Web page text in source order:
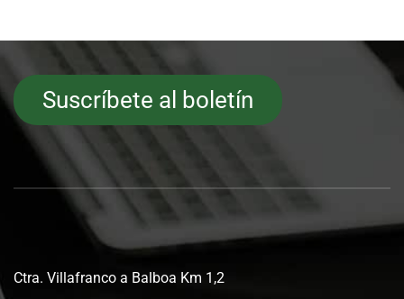
Suscríbete al boletín
Ctra. Villafranco a Balboa Km 1,2